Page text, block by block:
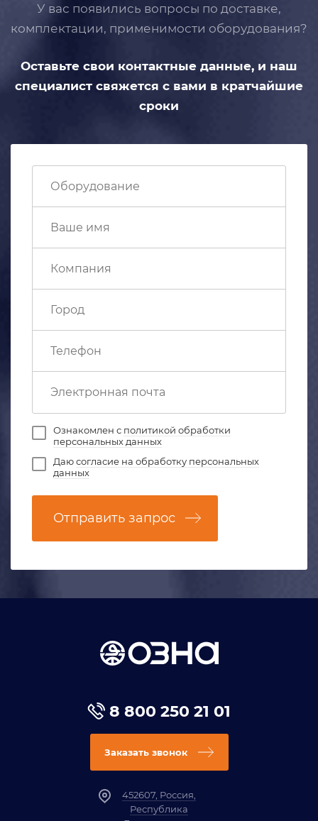
У вас появились вопросы по доставке,
комплектации, применимости оборудования?
Оставьте свои контактные данные, и наш
специалист свяжется с вами в кратчайшие
сроки
Ознакомлен с политикой обработки
персональных данных
Даюсогласие на обработку персональных
данных
Отправить запрос
8 800 250 21 01
Заказать звонок
452607, Россия,
Республика